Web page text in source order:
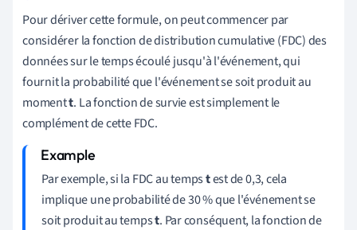
Pour dériver cette formule, on peut commencer par
considérer la fonction de distribution cumulative (FDC) des
données sur le temps écoulé jusqu'à l'événement, qui
fournit la probabilité que l'événement se soit produit au
momentt. La fonction de survie est simplement le
complément de cette FDC.
Par exemple, si la FDC au tempstest de 0,3, cela
implique une probabilité de 30 % que l'événement se
soit produit au tempst. Par conséquent, la fonction de